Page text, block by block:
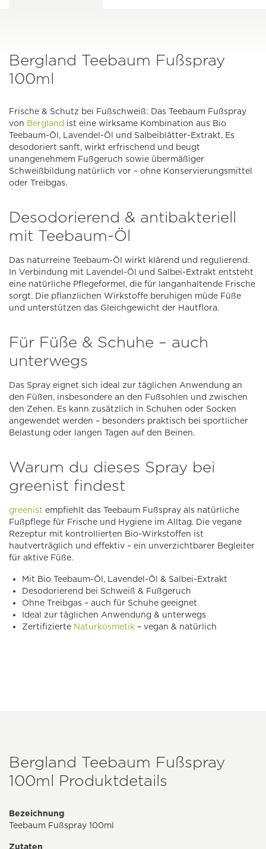
Bergland Teebaum Fußspray
100ml
Frische & Schutz bei Fußschweiß: Das Teebaum Fußspray
von Bergland ist eine wirksame Kombination aus Bio
Teebaum-Öl, Lavendel-Öl und Salbeiblätter-Extrakt. Es
desodoriert sanft, wirkt erfrischend und beugt
unangenehmem Fußgeruch sowie übermäßiger
Schweißbildung natürlich vor – ohne Konservierungsmittel
oder Treibgas.
Desodorierend & antibakteriell
mit Teebaum-Öl
Das naturreine Teebaum-Öl wirkt klärend und regulierend.
In Verbindung mit Lavendel-Öl und Salbei-Extrakt entsteht
eine natürliche Pflegeformel, die für langanhaltende Frische
sorgt. Die pflanzlichen Wirkstoffe beruhigen müde Füße
und unterstützen das Gleichgewicht der Hautflora.
Für Füße & Schuhe – auch
unterwegs
Das Spray eignet sich ideal zur täglichen Anwendung an
den Füßen, insbesondere an den Fußsohlen und zwischen
den Zehen. Es kann zusätzlich in Schuhen oder Socken
angewendet werden – besonders praktisch bei sportlicher
Belastung oder langen Tagen auf den Beinen.
Warum du dieses Spray bei
greenist findest
greenist empfiehlt das Teebaum Fußspray als natürliche
Fußpflege für Frische und Hygiene im Alltag. Die vegane
Rezeptur mit kontrollierten Bio-Wirkstoffen ist
hautverträglich und effektiv – ein unverzichtbarer Begleiter
für aktive Füße.
Mit Bio Teebaum-Öl, Lavendel-Öl & Salbei-Extrakt
Desodorierend bei Schweiß & Fußgeruch
Ohne Treibgas – auch für Schuhe geeignet
Ideal zur täglichen Anwendung & unterwegs
Zertifizierte Naturkosmetik – vegan & natürlich
Bergland Teebaum Fußspray
100ml Produktdetails
Bezeichnung
Teebaum Fußspray 100ml
Zutaten